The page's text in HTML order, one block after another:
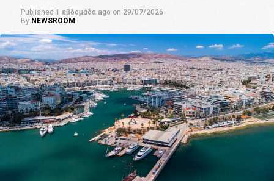
Published 1 εβδομάδα ago on 29/07/2026
By NEWSROOM